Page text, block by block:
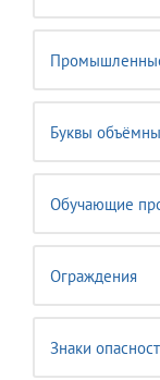
Буквы
Обучающие
Ограждения
Знаки